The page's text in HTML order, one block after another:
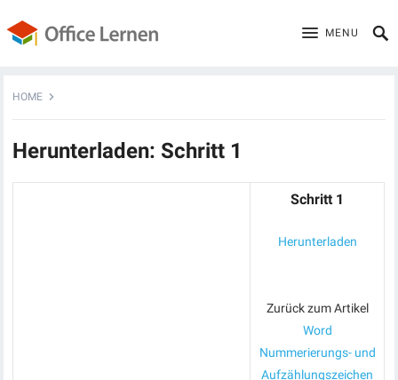
MENU
HOME
Herunterladen: Schritt 1
Schritt 1
Herunterladen
Zurück zum Artikel
Word
Nummerierungs- und
Aufzählungszeichen